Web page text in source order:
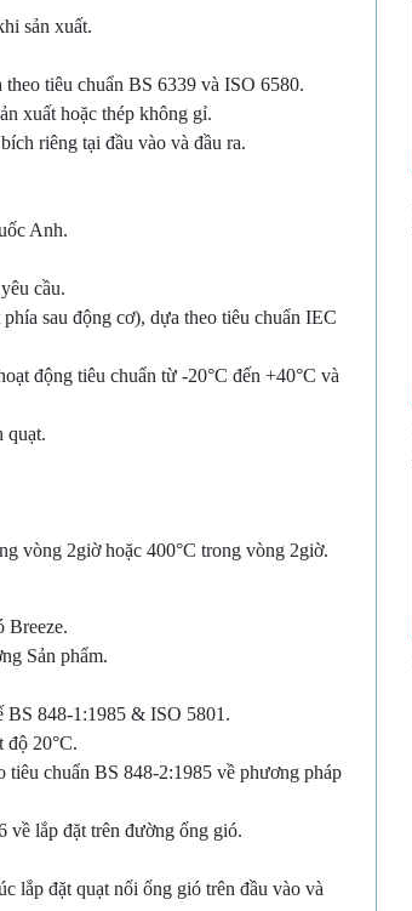
sản xuất.
tiêu chuẩn BS 6339 và ISO 6580.
xuất hoặc thép không gỉ.
riêng tại đầu vào và đầu ra.
Anh.
cầu.
sau động cơ), dựa theo tiêu chuẩn IEC
động tiêu chuẩn từ -20°C đến +40°C và
quạt.
vòng 2giờ hoặc 400°C trong vòng 2giờ.
Breeze.
Sản phẩm.
BS 848-1:1985 & ISO 5801.
độ 20°C.
tiêu chuẩn BS 848-2:1985 về phương pháp
về lắp đặt trên đường ống gió.
lắp đặt quạt nối ống gió trên đầu vào và